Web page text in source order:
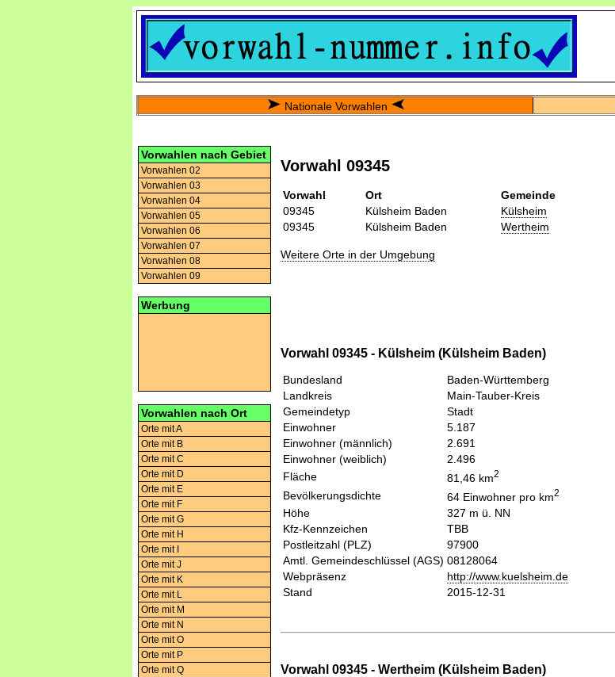
Nationale Vorwahlen
Vorwahlen nach Gebiet
Vorwahlen 02
Vorwahlen 03
Vorwahlen 04
Vorwahlen 05
Vorwahlen 06
Vorwahlen 07
Vorwahlen 08
Vorwahlen 09
Werbung
Vorwahlen nach Ort
Orte mit A
Orte mit B
Orte mit C
Orte mit D
Orte mit E
Orte mit F
Orte mit G
Orte mit H
Orte mit I
Orte mit J
Orte mit K
Orte mit L
Orte mit M
Orte mit N
Orte mit O
Orte mit P
Orte mit Q
Vorwahl 09345
Vorwahl Ort
Gemeinde
09345
Külsheim Baden Külsheim
09345
Külsheim Baden Wertheim
Weitere Orte in der Umgebung
Vorwahl 09345 - Külsheim (Külsheim Baden)
Bundesland
Baden-Württemberg
Landkreis
Main-Tauber-Kreis
Gemeindetyp
Stadt
Einwohner
5.187
Einwohner (männlich)
2.691
Einwohner (weiblich)
2.496
Fläche
81,46 km2
Bevölkerungsdichte 64 Einwohner pro km2
Höhe
327 m ü. NN
Kfz-Kennzeichen
TBB
Postleitzahl (PLZ)
97900
Amtl. Gemeindeschlüssel (AGS) 08128064
Webpräsenz
http://www.kuelsheim.de
Stand
2015-12-31
Vorwahl 09345 - Wertheim (Külsheim Baden)